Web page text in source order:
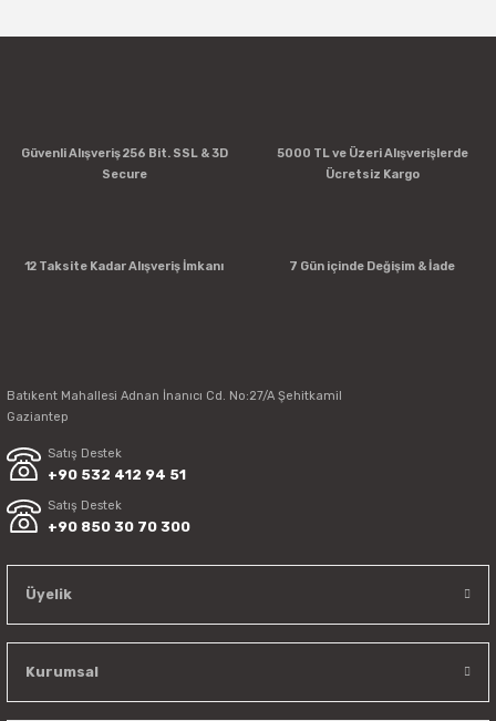
Yorum Yaz
Güvenli Alışveriş 256 Bit. SSL & 3D
Secure
5000 TL ve Üzeri Alışverişlerde
Ücretsiz Kargo
12 Taksite Kadar Alışveriş İmkanı 7 Gün içinde Değişim & İade
Batıkent Mahallesi Adnan İnanıcı Cd. No:27/A Şehitkamil
Gaziantep
Satış Destek
+90 532 412 94 51
Satış Destek
+90 850 30 70 300
Üyelik
Kurumsal